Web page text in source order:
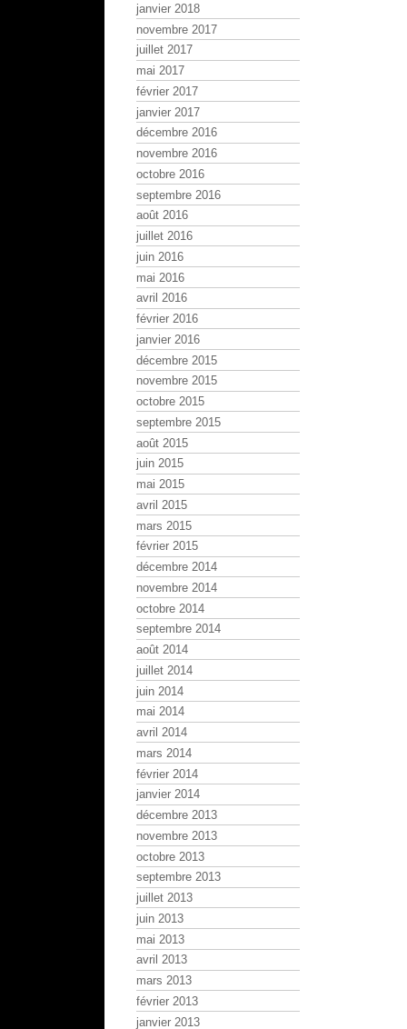
janvier 2018
novembre 2017
juillet 2017
mai 2017
février 2017
janvier 2017
décembre 2016
novembre 2016
octobre 2016
septembre 2016
août 2016
juillet 2016
juin 2016
mai 2016
avril 2016
février 2016
janvier 2016
décembre 2015
novembre 2015
octobre 2015
septembre 2015
août 2015
juin 2015
mai 2015
avril 2015
mars 2015
février 2015
décembre 2014
novembre 2014
octobre 2014
septembre 2014
août 2014
juillet 2014
juin 2014
mai 2014
avril 2014
mars 2014
février 2014
janvier 2014
décembre 2013
novembre 2013
octobre 2013
septembre 2013
juillet 2013
juin 2013
mai 2013
avril 2013
mars 2013
février 2013
janvier 2013